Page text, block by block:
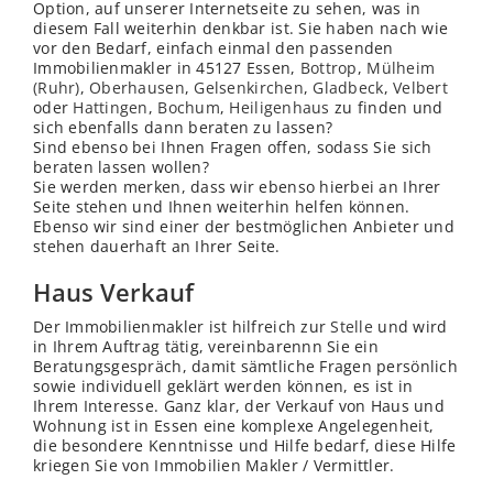
Option, auf unserer Internetseite zu sehen, was in
diesem Fall weiterhin denkbar ist. Sie haben nach wie
vor den Bedarf, einfach einmal den passenden
Immobilienmakler in 45127 Essen, Bottrop, Mülheim
(Ruhr), Oberhausen, Gelsenkirchen, Gladbeck,Velbert
oder Hattingen, Bochum, Heiligenhaus zu finden und
sich ebenfalls dann beraten zu lassen?
Sind ebenso bei Ihnen Fragen offen, sodass Sie sich
beraten lassen wollen?
Sie werden merken, dass wir ebenso hierbei an Ihrer
Seite stehen und Ihnen weiterhin helfen können.
Ebenso wir sind einer der bestmöglichen Anbieter und
stehen dauerhaft an Ihrer Seite.
Haus Verkauf
Der Immobilienmakler ist hilfreich zurStelle und wird
in Ihrem Auftrag tätig, vereinbarennn Sie ein
Beratungsgespräch, damit sämtliche Fragen persönlich
sowie individuell geklärt werden können, es ist in
Ihrem Interesse. Ganz klar, der Verkauf von Haus und
Wohnung ist in Essen eine komplexe Angelegenheit,
die besondere Kenntnisse und Hilfe bedarf, diese Hilfe
kriegen Sie von Immobilien Makler / Vermittler.